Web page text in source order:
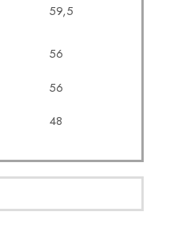
59,5
56
56
48